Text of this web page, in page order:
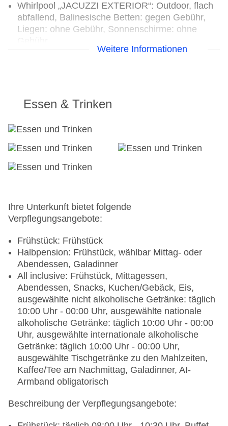
Whirlpool „JACUZZI EXTERIOR“: Outdoor, flach
abfallend, Balinesische Betten: gegen Gebühr,
Liegen: ohne Gebühr, Sonnenschirme: ohne
Badetücher: ohne Gebühr
Wäscheservice: gegen Gebühr
Concierge Service
Zahlungsarten: TUI Card / VISA, MasterCard
Haustiere nicht erlaubt
Parkmöglichkeiten: Parkplatz (nach
Stellplätze, im Parkhaus: gegen Gebühr
Tagungsequipment: gegen Gebühr, Coffee
Breaks: gegen Gebühr
Landeskategorie: 4 Sterne
Weitere Informationen
Essen & Trinken
Ihre Unterkunft bietet folgende
Verpflegungsangebote:
Frühstück: Frühstück
Halbpension: Frühstück, wählbar Mittag- oder
Abendessen, Galadinner
All inclusive: Frühstück, Mittagessen,
Abendessen, Snacks, Kuchen/Gebäck, Eis,
ausgewählte nicht alkoholische Getränke: täglich
10:00 Uhr - 00:00 Uhr, ausgewählte nationale
alkoholische Getränke: täglich 10:00 Uhr - 00:00
Uhr, ausgewählte internationale alkoholische
Getränke: täglich 10:00 Uhr - 00:00 Uhr,
ausgewählte Tischgetränke zu den Mahlzeiten,
Kaffee/Tee am Nachmittag, Galadinner, AI-
Armband obligatorisch
Beschreibung der Verpflegungsangebote: